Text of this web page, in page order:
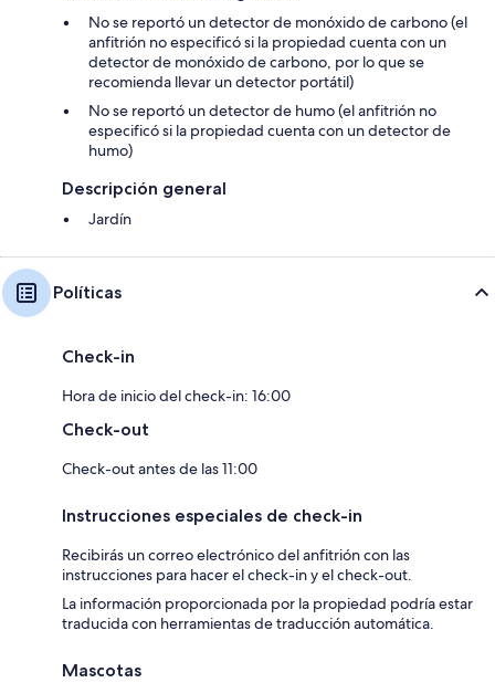
No se reportó un detector de monóxido de carbono (el
anfitrión no especificó si la propiedad cuenta con un
detector de monóxido de carbono, por lo que se
recomienda llevar un detector portátil)
No se reportó un detector de humo (el anfitrión no
especificó si la propiedad cuenta con un detector de
humo)
Descripción general
Jardín
Políticas
Check-in
Hora de inicio del check-in: 16:00
Check-out
Check-out antes de las 11:00
Instrucciones especiales de check-in
Recibirás un correo electrónico del anfitrión con las
instrucciones para hacer el check-in y el check-out.
La información proporcionada por la propiedad podría estar
traducida con herramientas de traducción automática.
Mascotas